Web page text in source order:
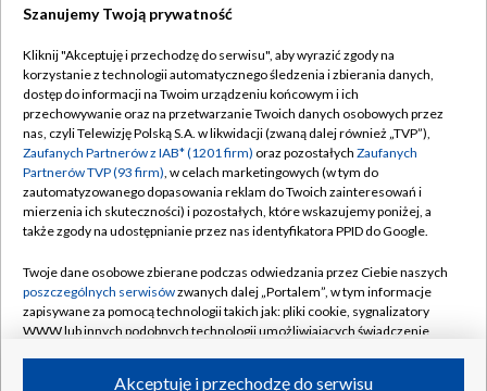
TVP
Abonament TVP
Emisja w TVP
Centrum informacji TVP
Naziemna Telewizja Cyfrowa
Rada Programowa
System NOS
Informacje o nadawcy
Regulamin TVP
Polityka prywatności
Moje zgody
Pomoc
Kontakt
Kanały
Szanujemy Twoją prywatność
Kliknij "Akceptuję i przechodzę do serwisu", aby wyrazić zgody na
korzystanie z technologii automatycznego śledzenia i zbierania danych,
dostęp do informacji na Twoim urządzeniu końcowym i ich
przechowywanie oraz na przetwarzanie Twoich danych osobowych przez
nas, czyli Telewizję Polską S.A. w likwidacji (zwaną dalej również „TVP”),
Zaufanych Partnerów z IAB* (1201 firm) oraz pozostałych Zaufanych
Partnerów TVP (93 firm), w celach marketingowych (w tym do
zautomatyzowanego dopasowania reklam do Twoich zainteresowań i
mierzenia ich skuteczności) i pozostałych, które wskazujemy poniżej, a
także zgody na udostępnianie przez nas identyfikatora PPID do Google.
Twoje dane osobowe zbierane podczas odwiedzania przez Ciebie naszych
poszczególnych serwisówzwanych dalej „Portalem”, w tym informacje
zapisywane za pomocą technologii takich jak: pliki cookie, sygnalizatory
WWW lub innych podobnych technologii umożliwiających świadczenie
Akceptuję i przechodzę do serwisu